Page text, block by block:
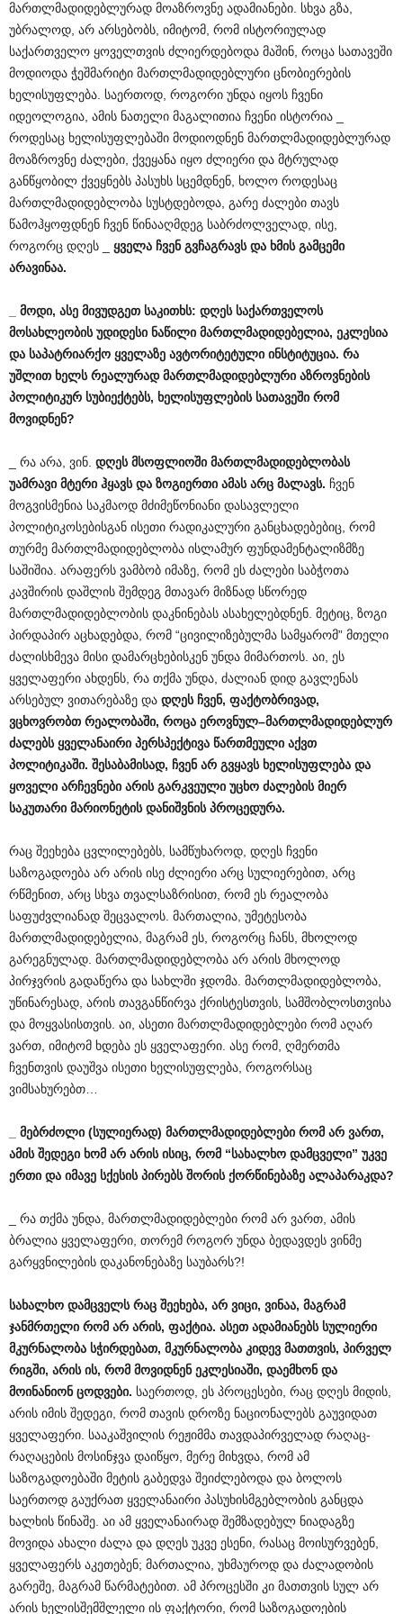
მართლმადიდებლურად მოაზროვნე ადამიანები. სხვა გზა,
უბრალოდ, არ არსებობს, იმიტომ, რომ ისტორიულად
საქართველო ყოველთვის ძლიერდებოდა მაშინ, როცა სათავეში
მოდიოდა ჭეშმარიტი მართლმადიდებლური ცნობიერების
ხელისუფლება. საერთოდ, როგორი უნდა იყოს ჩვენი
იდეოლოგია, ამის ნათელი მაგალითია ჩვენი ისტორია _
როდესაც ხელისუფლებაში მოდიოდნენ მართლმადიდებლურად
მოაზროვნე ძალები, ქვეყანა იყო ძლიერი და მტრულად
განწყობილ ქვეყნებს პასუხს სცემდნენ, ხოლო როდესაც
მართლმადიდებლობა სუსტდებოდა, გარე ძალები თავს
წამოჰყოფდნენ ჩვენ წინააღმდეგ საბრძოლველად, ისე,
როგორც დღეს _ ყველა ჩვენ გვჩაგრავს და ხმის გამცემი
არავინაა.
მოდი, ასე მივუდგეთ საკითხს: დღეს საქართველოს
მოსახლეობის უდიდესი ნაწილი მართლმადიდებელია, ეკლესია
და საპატრიარქო ყველაზე ავტორიტეტული ინსტიტუცია. რა
უშლით ხელს რეალურად მართლმადიდებლური აზროვნების
პოლიტიკურ სუბიექტებს, ხელისუფლების სათავეში რომ
მოვიდნენ?
_ რა არა, ვინ. დღეს მსოფლიოში მართლმადიდებლობას
უამრავი მტერი ჰყავს და ზოგიერთი ამას არც მალავს. ჩვენ
მოგვისმენია საკმაოდ მძიმეწონიანი დასავლელი
პოლიტიკოსებისგან ისეთი რადიკალური განცხადებებიც, რომ
თურმე მართლმადიდებლობა ისლამურ ფუნდამენტალიზმზე
საშიშია. არაფერს ვამბობ იმაზე, რომ ეს ძალები საბჭოთა
კავშირის დაშლის შემდეგ მთავარ მიზნად სწორედ
მართლმადიდებლობის დაკნინებას ასახელებდნენ. მეტიც, ზოგი
პირდაპირ აცხადებდა, რომ “ცივილიზებულმა სამყარომ” მთელი
ძალისხმევა მისი დამარცხებისკენ უნდა მიმართოს. აი, ეს
ყველაფერი ახდენს, რა თქმა უნდა, ძალიან დიდ გავლენას
არსებულ ვითარებაზე და დღეს ჩვენ, ფაქტობრივად,
ვცხოვრობთ რეალობაში, როცა ეროვნულ–მართლმადიდებლურ
ძალებს ყველანაირი პერსპექტივა წართმეული აქვთ
პოლიტიკაში. შესაბამისად, ჩვენ არ გვყავს ხელისუფლება და
ყოველი არჩევნები არის გარკვეული უცხო ძალების მიერ
საკუთარი მარიონეტის დანიშვნის პროცედურა.
რაც შეეხება ცვლილებებს, სამწუხაროდ, დღეს ჩვენი
საზოგადოება არ არის ისე ძლიერი არც სულიერებით, არც
რწმენით, არც სხვა თვალსაზრისით, რომ ეს რეალობა
საფუძვლიანად შეცვალოს. მართალია, უმეტესობა
მართლმადიდებელია, მაგრამ ეს, როგორც ჩანს, მხოლოდ
გარეგნულად. მართლმადიდებლობა არ არის მხოლოდ
პირჯვრის გადაწერა და სახლში ჯდომა. მართლმადიდებლობა,
უწინარესად, არის თავგანწირვა ქრისტესთვის, სამშობლოსთვისა
და მოყვასისთვის. აი, ასეთი მართლმადიდებლები რომ აღარ
ვართ, იმიტომ ხდება ეს ყველაფერი. ასე რომ, ღმერთმა
ჩვენთვის დაუშვა ისეთი ხელისუფლება, როგორსაც
ვიმსახურებთ…
მებრძოლი (სულიერად) მართლმადიდებლები რომ არ ვართ,
ამის შედეგი ხომ არ არის ისიც, რომ “სახალხო დამცველი” უკვე
ერთი და იმავე სქესის პირებს შორის ქორწინებაზე ალაპარაკდა?
_ რა თქმა უნდა, მართლმადიდებლები რომ არ ვართ, ამის
ბრალია ყველაფერი, თორემ როგორ უნდა ბედავდეს ვინმე
გარყვნილების დაკანონებაზე საუბარს?!
სახალხო დამცველს რაც შეეხება, არ ვიცი, ვინაა, მაგრამ
ჯანმრთელი რომ არ არის, ფაქტია. ასეთ ადამიანებს სულიერი
მკურნალობა სჭირდებათ, მკურნალობა კიდევ მათთვის, პირველ
რიგში, არის ის, რომ მოვიდნენ ეკლესიაში, დაემხონ და
მოინანიონ ცოდვები. საერთოდ, ეს პროცესები, რაც დღეს მიდის,
არის იმის შედეგი, რომ თავის დროზე ნაციონალებს გაუვიდათ
ყველაფერი. სააკაშვილის რეჟიმმა თავდაპირველად რაღაც-
რაღაცების მოსინჯვა დაიწყო, მერე მიხვდა, რომ ამ
საზოგადოებაში მეტის გაბედვა შეიძლებოდა და ბოლოს
საერთოდ გაუქრათ ყველანაირი პასუხისმგებლობის განცდა
ხალხის წინაშე. აი ამ ყველანაირად შემზადებულ ნიადაგზე
მოვიდა ახალი ძალა და დღეს უკვე ესენი, რასაც მოისურვებენ,
ყველაფერს აკეთებენ; მართალია, უხმაუროდ და ძალადობის
გარეშე, მაგრამ წარმატებით. ამ პროცესში კი მათთვის სულ არ
არის ხელისშემშლელი ის ფაქტორი, რომ საზოგადოების